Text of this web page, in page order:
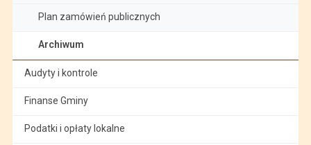
Plan zamówień publicznych
Archiwum
Audyty i kontrole
Finanse Gminy
Podatki i opłaty lokalne